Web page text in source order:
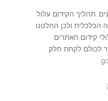
תהליך הקידום עלול
הכלכלית ולכן החלטנו
קידום האתרים
לכולם לקחת חלק